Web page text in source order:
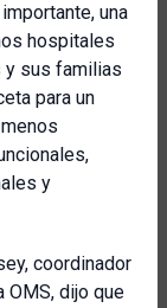
una
hospitales
y sus familias
para un
y
coordinador
OMS, dijo que